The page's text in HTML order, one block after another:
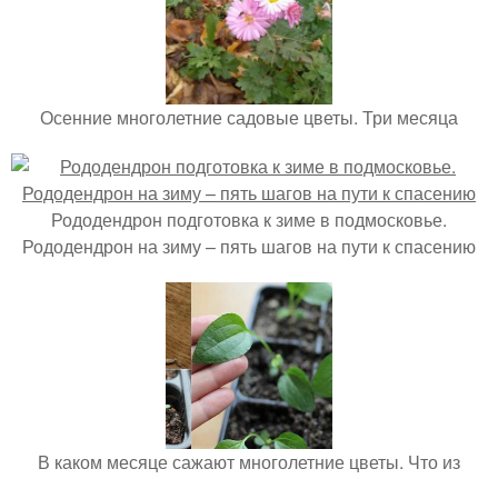
Осенние многолетние садовые цветы. Три месяца
Рододендрон подготовка к зиме в подмосковье.
Рододендрон на зиму – пять шагов на пути к спасению
В каком месяце сажают многолетние цветы. Что из